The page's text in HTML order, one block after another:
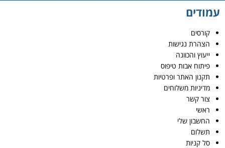
עמודים
קורסים
הצהרת נגישות
ייעוץ והכוונה
פיתוח אבות טיפוס
תקנון האתר ופרטיות
מדיניות משלוחים
צור קשר
ראשי
החשבון שלי
תשלום
סל קניות